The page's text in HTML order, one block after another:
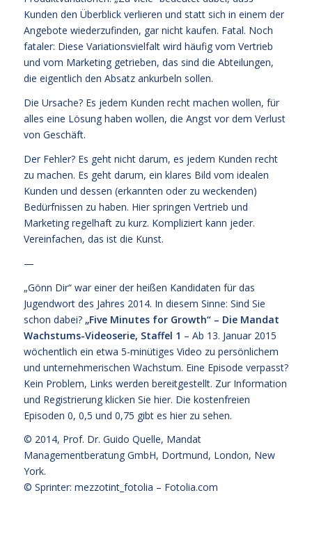
Kunden den Überblick verlieren und statt sich in einem der
Angebote wiederzufinden, gar nicht kaufen. Fatal. Noch
fataler: Diese Variationsvielfalt wird häufig vom Vertrieb
und vom Marketing getrieben, das sind die Abteilungen,
die eigentlich den Absatz ankurbeln sollen.
Die Ursache? Es jedem Kunden recht machen wollen, für
alles eine Lösung haben wollen, die Angst vor dem Verlust
von Geschäft.
Der Fehler? Es geht nicht darum, es jedem Kunden recht
zu machen. Es geht darum, ein klares Bild vom idealen
Kunden und dessen (erkannten oder zu weckenden)
Bedürfnissen zu haben. Hier springen Vertrieb und
Marketing regelhaft zu kurz. Kompliziert kann jeder.
Vereinfachen, das ist die Kunst.
—
„Gönn Dir“ war einer der heißen Kandidaten für das
Jugendwort des Jahres 2014. In diesem Sinne: Sind Sie
schon dabei? „Five Minutes for Growth“ – Die Mandat
Wachstums-Videoserie, Staffel 1 – Ab 13. Januar 2015
wöchentlich ein etwa 5-minütiges Video zu persönlichem
und unternehmerischen Wachstum. Eine Episode verpasst?
Kein Problem, Links werden bereitgestellt. Zur Information
und Registrierung klicken Sie hier. Die kostenfreien
Episoden 0, 0,5 und 0,75 gibt es hier zu sehen.
© 2014, Prof. Dr. Guido Quelle, Mandat
Managementberatung GmbH, Dortmund, London, New
York.
© Sprinter: mezzotint_fotolia – Fotolia.com